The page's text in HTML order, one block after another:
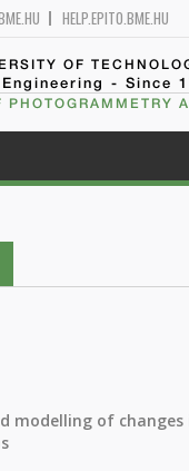
HELP.EPITO.BME.HU
OF
- Since
PHOTOGRAMMETRY
modelling of